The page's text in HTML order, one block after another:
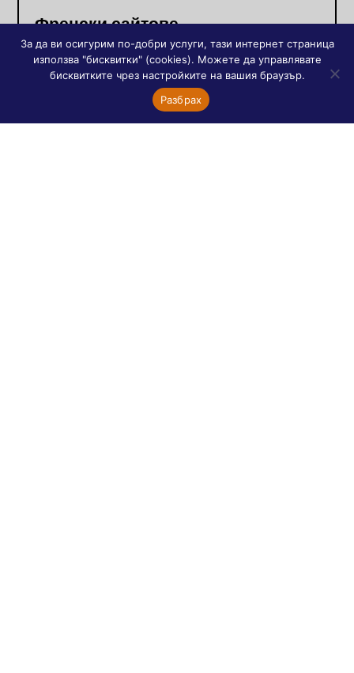
Френски сайтове
Orthodoxie
Асоциация „Диалог между православни”
Православната църква днес
Православни храмове в Париж
За да ви осигурим по-добри услуги, тази интернет страница
използва "бисквитки" (cookies). Можете да управлявате
бисквитките чрез настройките на вашия браузър.
Разбрах